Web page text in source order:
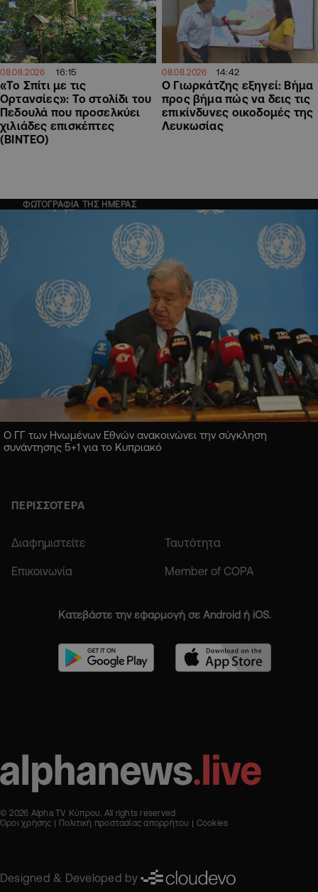
08.08.2026 16:15
«Το Σπίτι με τις
Ορτανσίες»: Το στολίδι του
Πεδουλά που προσελκύει
χιλιάδες επισκέπτες
(ΒΙΝΤΕΟ)
08.08.2026 14:42
Ο Γιωρκάτζης εξηγεί: Βήμα
προς βήμα πώς να δεις τις
επικίνδυνες οικοδομές της
Λευκωσίας
ΦΩΤΟΓΡΑΦΙΑ ΤΗΣ ΗΜΕΡΑΣ
Ο ΓΓ των Ηνωμένων Εθνών ανακοινώνει την σύγκληση
συνάντησης 5+1 για το Κυπριακό
ΠΕΡΙΣΣΟΤΕΡΑ
Διαφημιστείτε Ταυτότητα
Επικοινωνία Member of COPA
Κατεβάστε την εφαρμογή σε Android ή iOS.
© 2026 Alpha TV Κύπρου. All rights reserved
Όροι χρήσης
Πολιτική προστασίας απορρήτου Cookies
Designed & Developed by